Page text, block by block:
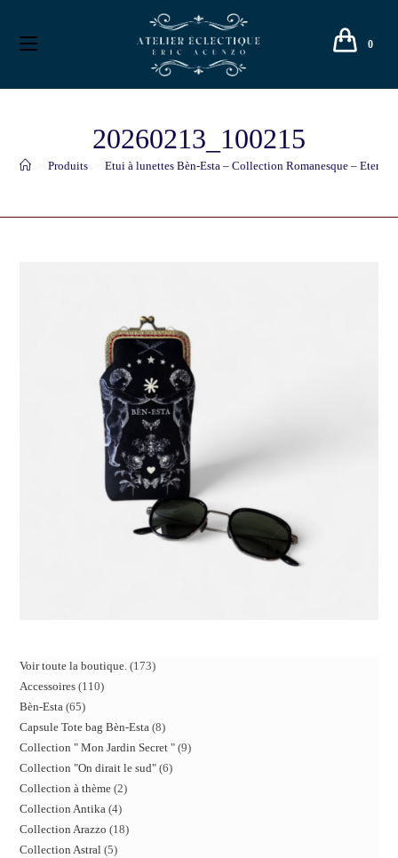
0
20260213_100215
Produits Etui à lunettes Bèn-Esta – Collection Romanesque –
Voir toute la boutique. 173
Accessoires 110
Bèn-Esta 65
Capsule Tote bag Bèn-Esta 8
Collection " Mon Jardin Secret " 9
Collection "On dirait le sud" 6
Collection à thème 2
Collection Antika 4
Collection Arazzo 18
Collection Astral 5